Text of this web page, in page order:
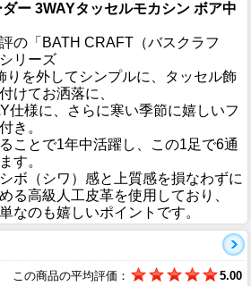
ー 3WAYタッセルモカシン ボア中
の「BATH CRAFT（バスクラフ
リーズ
りを外してシンプルに、タッセル飾
けてお洒落に、
仕様に、さらに寒い季節に嬉しいフ
き。
ことで1年中活躍し、この1足で6通
す。
ボ（シワ）感と上質感を損なわずに
る高級人工皮革を使用しており、
なのも嬉しいポイントです。
この商品の平均評価： 5.00